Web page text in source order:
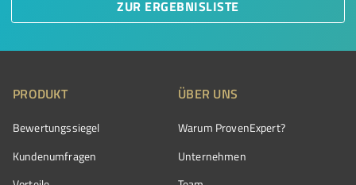
ZUR ERGEBNISLISTE
PRODUKT
Bewertungssiegel
Kundenumfragen
ÜBER UNS
Warum ProvenExpert?
Unternehmen